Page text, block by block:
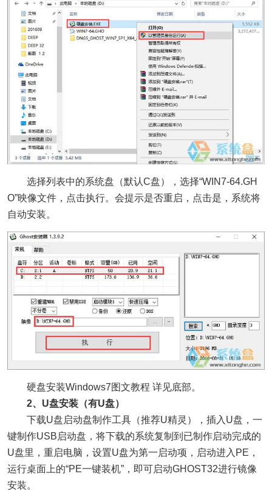
选择列表中的系统盘（默认C盘），选择“WIN7-64.GH
O”映像文件，点击执行。会提示是否重启，点击是，系统将
自动安装。
硬盘安装Windows7图文教程 详见底部。
2、U盘安装（有U盘）
下载U盘启动盘制作工具（推荐U精灵），插入U盘，一
键制作USB启动盘，将下载的系统复制到已制作启动完成的
U盘里，重启电脑，设置U盘为第一启动项，启动进入PE，
运行桌面上的“PE一键装机”，即可启动GHOST32进行镜像
安装。